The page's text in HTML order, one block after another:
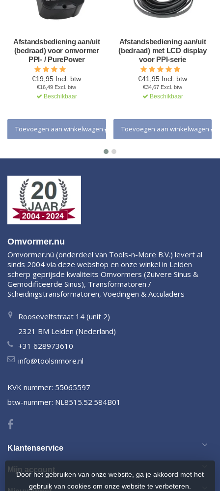
Afstandsbediening aan/uit
(bedraad) voor omvormer
PPI- / PurePower
€19,95 Incl. btw
€16,49 Excl. btw
Beschikbaar
Toevoegen aan winkelwagen
Afstandsbediening aan/uit
(bedraad) met LCD display
voor PPI-serie
€41,95 Incl. btw
€34,67 Excl. btw
Beschikbaar
Toevoegen aan winkelwagen
Omvormer.nu
Omvormer.nú (onderdeel van Tools-n-More B.V.) levert al
sinds 2004 via deze webshop en onze winkel in Leiden
scherp geprijsde kwaliteits Omvormers (Zuivere Sinus &
Gemodificeerde Sinus), Transformatoren /
Scheidingstransformatoren, Voedingen & Acculaders
Rooseveltstraat 14 (unit 2)
2321 BM Leiden (Nederland)
+31 628973610
info@toolsnmore.nl
KVK nummer: 55065597
btw-nummer: NL8515.52.584B01
Klantenservice
Mijn account
Door het gebruiken van onze website, ga je akkoord met het
gebruik van cookies om onze website te verbeteren.